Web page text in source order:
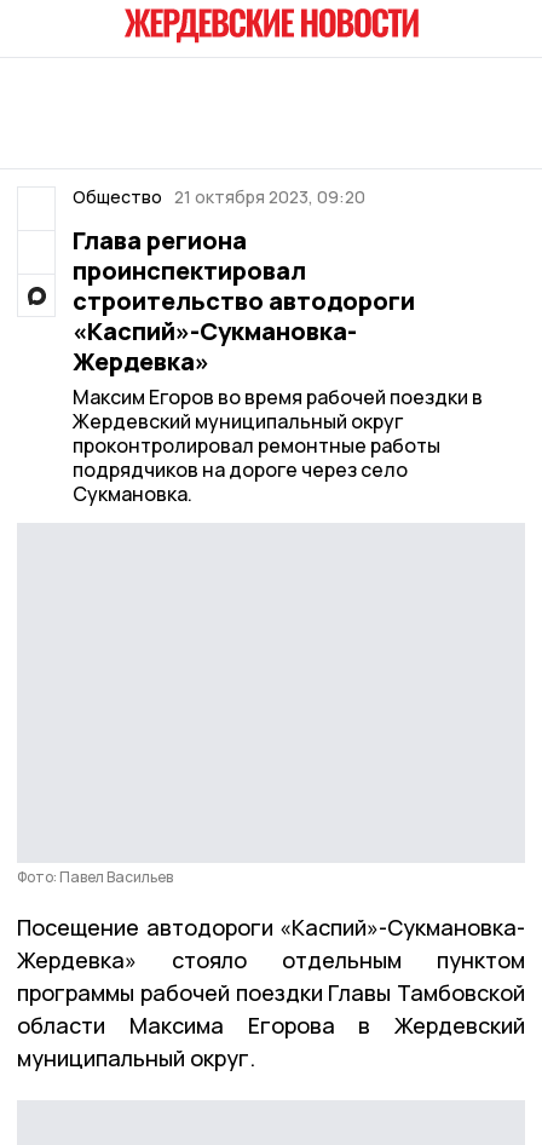
Общество 21 октября 2023, 09:20
Глава региона
проинспектировал
строительство автодороги
«Каспий»-Сукмановка-
Жердевка»
Максим Егоров во время рабочей поездки в
Жердевский муниципальный округ
проконтролировал ремонтные работы
подрядчиков на дороге через село
Сукмановка.
Фото: Павел Васильев
Посещение автодороги «Каспий»-Сукмановка-
Жердевка» стояло отдельным пунктом
программы рабочей поездки Главы Тамбовской
области Максима Егорова в Жердевский
муниципальный округ.